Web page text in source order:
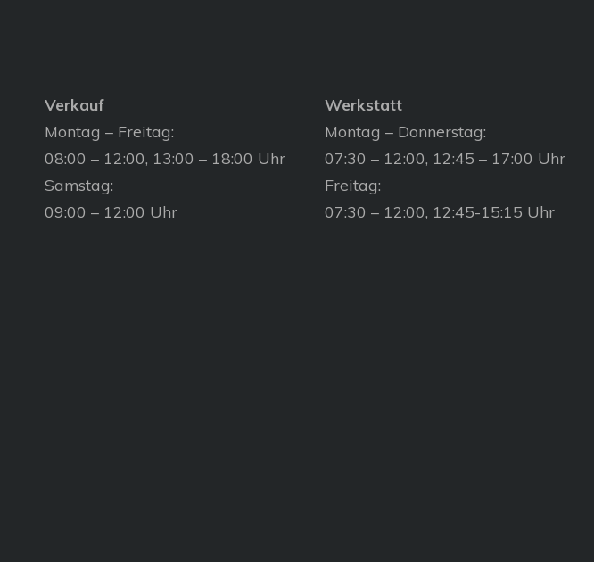
Verkauf
Montag – Freitag:
08:00 – 12:00, 13:00 – 18:00 Uhr
Samstag:
09:00 – 12:00 Uhr
Werkstatt
Montag – Donnerstag:
07:30 – 12:00, 12:45 – 17:00 Uhr
Freitag:
07:30 – 12:00, 12:45-15:15 Uhr